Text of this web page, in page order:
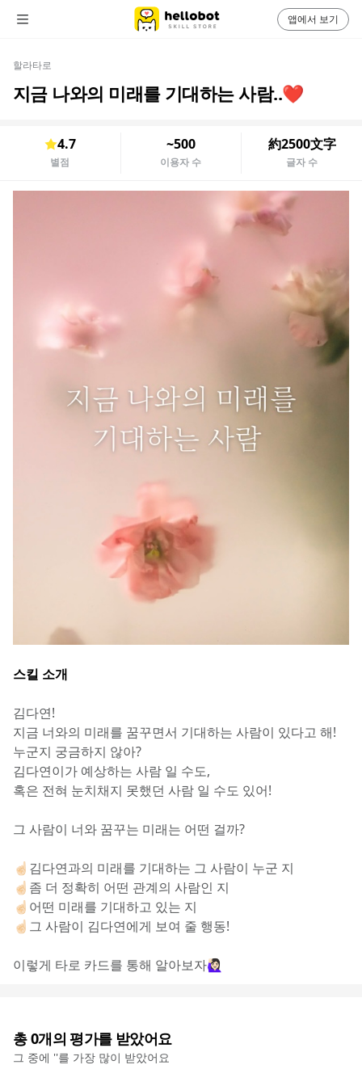
할라타로
지금 나와의 미래를 기대하는 사람..❤️
4.7
별점
~500
이용자 수
約2500文字
글자 수
스킬 소개
김다연!
지금 너와의 미래를 꿈꾸면서 기대하는 사람이 있다고 해!
누군지 궁금하지 않아?
김다연이가 예상하는 사람 일 수도,
혹은 전혀 눈치채지 못했던 사람 일 수도 있어!
그 사람이 너와 꿈꾸는 미래는 어떤 걸까?
☝🏻김다연과의 미래를 기대하는 그 사람이 누군 지
☝🏻좀 더 정확히 어떤 관계의 사람인 지
☝🏻어떤 미래를 기대하고 있는 지
☝🏻그 사람이 김다연에게 보여 줄 행동!
이렇게 타로 카드를 통해 알아보자🙋🏻‍♀️
총0개의 평가를 받았어요
그 중에 ''를 가장 많이 받았어요
앱에서 보기